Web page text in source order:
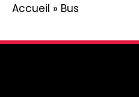
Accueil » Bus